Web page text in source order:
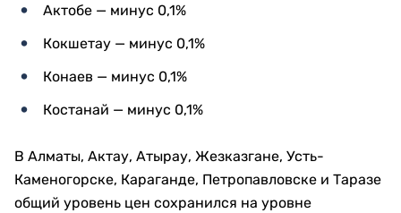
Актобе — минус 0,1%
Кокшетау — минус 0,1%
Конаев — минус 0,1%
Костанай — минус 0,1%
В Алматы, Актау, Атырау, Жезказгане, Усть-
Каменогорске, Караганде, Петропавловске и Таразе
общий уровень цен сохранился на уровне